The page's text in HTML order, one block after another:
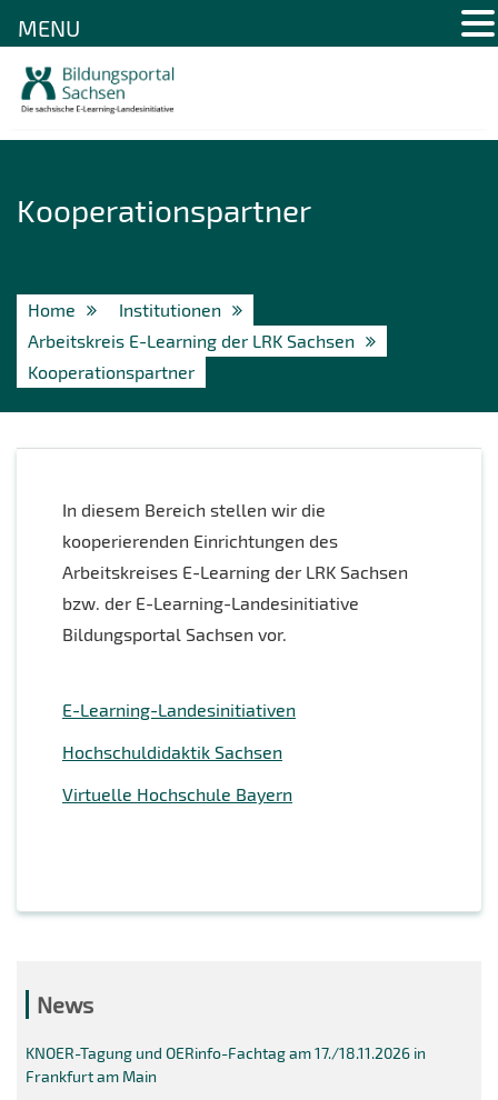
Kooperationspartner
Home
Institutionen
Arbeitskreis E-Learning der LRK Sachsen
Kooperationspartner
In diesem Bereich stellen wir die
kooperierenden Einrichtungen des
Arbeitskreises E-Learning der LRK Sachsen
bzw. der E-Learning-Landesinitiative
Bildungsportal Sachsen vor.
E-Learning-Landesinitiativen
Hochschuldidaktik Sachsen
Virtuelle Hochschule Bayern
News
KNOER-Tagung und OERinfo-Fachtag am 17./18.11.2026 in
Frankfurt am Main
MENU